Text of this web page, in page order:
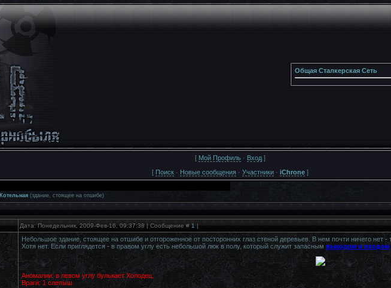
Общая Сталкерская Сеть
[ Мой Профиль · Вход ]
[ Поиск · Новые сообщения · Участники · iChrone ]
Котельная (здание, стоящее на отшибе)
Дата: Понедельник, 2009-Фев-16, 09:37:38 | Сообщение # 1 |
Небольшое здание, стоящее на отшибе и отгороженное от посторонних глаз стеной деревьев. В нем почти ничего нет
Хотя нет. Если приглядется - в правом углу есть небольшой люк в полу, который служит запасным выходом и входом
Аномалии: в левом углу булькает Холодец.
Враги: 1 слепыш